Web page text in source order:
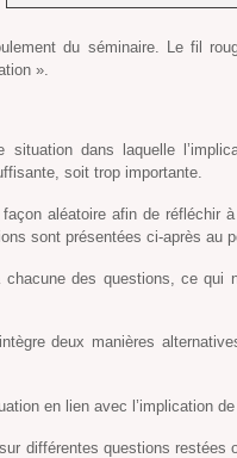
du séminaire. Le fil
».
situation dans laquelle
soit trop importante.
aléatoire afin de réfléchir
sont présentées ci-après au
des questions, ce qui
deux manières
en lien avec l’implication de
différentes questions restées